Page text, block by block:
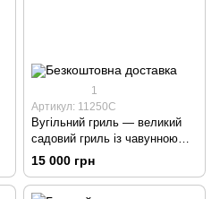
1
Артикул: 11250C
Вугільний гриль — великий
садовий гриль із чавунною
решіткою
15 000 грн